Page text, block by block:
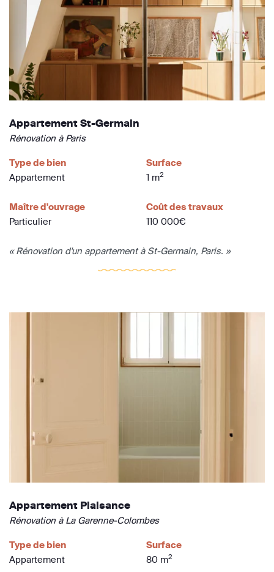
Appartement St-Germain
Rénovation à Paris
Type de bien
Appartement
Surface
1 m2
Maître d'ouvrage
Particulier
Coût des travaux
110 000€
« Rénovation d'un appartement à St-Germain, Paris. »
Appartement Plaisance
Rénovation à La Garenne-Colombes
Type de bien
Appartement
Surface
80 m2